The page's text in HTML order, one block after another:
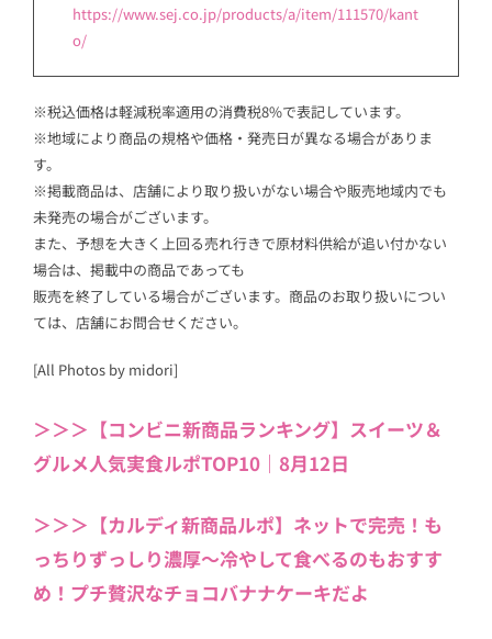
https://www.sej.co.jp/products/a/item/111570/kant
o/
※税込価格は軽減税率適用の消費税8%で表記しています。
※地域により商品の規格や価格・発売日が異なる場合がありま
す。
※掲載商品は、店舗により取り扱いがない場合や販売地域内でも
未発売の場合がございます。
また、予想を大きく上回る売れ行きで原材料供給が追い付かない
場合は、掲載中の商品であっても
販売を終了している場合がございます。商品のお取り扱いについ
ては、店舗にお問合せください。
[All Photos by midori]
＞＞＞【コンビニ新商品ランキング】スイーツ＆
グルメ人気実食ルポTOP10｜8月12日
＞＞＞【カルディ新商品ルポ】ネットで完売！も
っちりずっしり濃厚〜冷やして食べるのもおすす
め！プチ贅沢なチョコバナナケーキだよ